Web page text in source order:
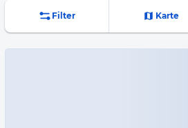
Filter Karte